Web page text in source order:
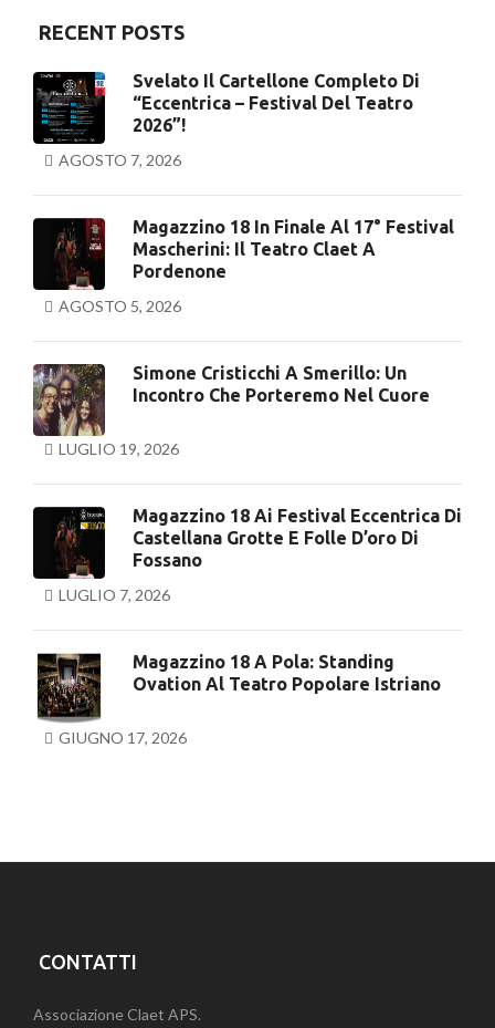
RECENT POSTS
Svelato Il Cartellone Completo Di
“Eccentrica – Festival Del Teatro
2026”!
AGOSTO 7, 2026
Magazzino 18 In Finale Al 17° Festival
Mascherini: Il Teatro Claet A
Pordenone
AGOSTO 5, 2026
Simone Cristicchi A Smerillo: Un
Incontro Che Porteremo Nel Cuore
LUGLIO 19, 2026
Magazzino 18 Ai Festival Eccentrica Di
Castellana Grotte E Folle D’oro Di
Fossano
LUGLIO 7, 2026
Magazzino 18 A Pola: Standing
Ovation Al Teatro Popolare Istriano
GIUGNO 17, 2026
CONTATTI
Associazione Claet APS.